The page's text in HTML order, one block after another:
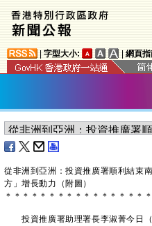
字型大小: 網頁
從非洲到亞洲：投資推廣署順利結束
方」增長動力（附圖）
＊ ＊ ＊ ＊ ＊ ＊ ＊ ＊ ＊ ＊ ＊ ＊ ＊ ＊ ＊ ＊ ＊
投資推廣署助理署長李淑菁今日（